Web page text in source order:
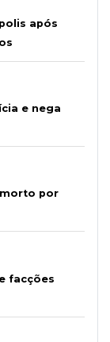
após
e nega
por
facções